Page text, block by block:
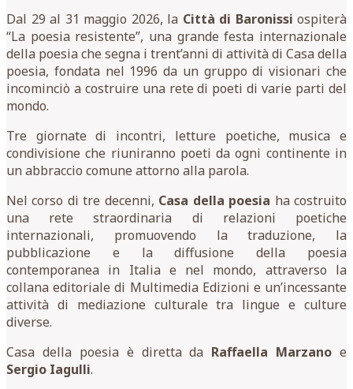
Dal 29 al 31 maggio 2026, la Città di Baronissi ospiterà
“La poesia resistente”, una grande festa internazionale
della poesia che segna i trent’anni di attività di Casa della
poesia, fondata nel 1996 da un gruppo di visionari che
incominciò a costruire una rete di poeti di varie parti del
mondo.
Tre giornate di incontri, letture poetiche, musica e
condivisione che riuniranno poeti da ogni continente in
un abbraccio comune attorno alla parola.
Nel corso di tre decenni, Casa della poesia ha costruito
una rete straordinaria di relazioni poetiche
internazionali, promuovendo la traduzione, la
pubblicazione e la diffusione della poesia
contemporanea in Italia e nel mondo, attraverso la
collana editoriale di Multimedia Edizioni e un’incessante
attività di mediazione culturale tra lingue e culture
diverse.
Casa della poesia è diretta da Raffaella Marzano e
Sergio Iagulli.